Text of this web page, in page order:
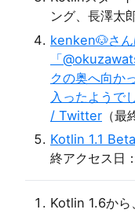
ング、長澤太
kenken🐶さ
「
クの奥へ向か
入ったようで
/ Twitter （
Kotlin 1.1
終アクセス日
Kotlin 1.6か